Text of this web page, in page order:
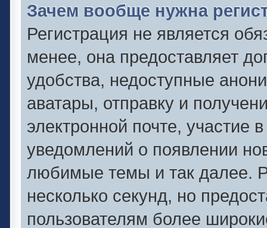
Зачем вообще нужна
Регистрация не является
менее, она предоставляет
удобства, недоступные
аватары, отправку и
электронной почте, участие
уведомлений о появлении
любимые темы и так далее.
несколько секунд, но
пользователям более